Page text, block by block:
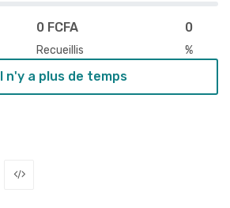
0 FCFA
Recueillis
0
%
Il n'y a plus de temps